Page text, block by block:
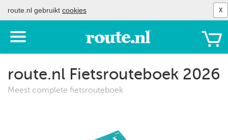
route.nl gebruikt cookies X
Toon
het
menu
route.nl Fietsrouteboek 2026
Meest complete fietsrouteboek